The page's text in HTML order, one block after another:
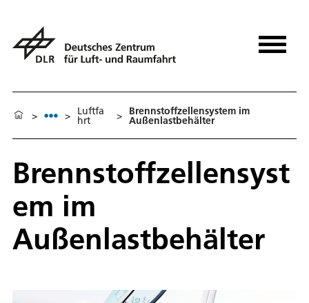
> > Luftfa
hrt > Brennstoffzellensystem im
Außenlastbehälter
Brennstoffzellensyst
em im
Außenlastbehälter